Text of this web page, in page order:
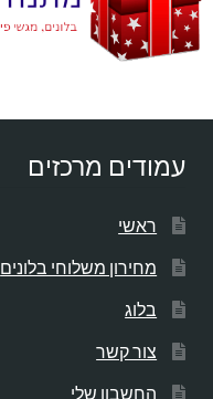
עמודים מרכזים
ראשי
מחירון משלוחי בלונים
בלוג
צור קשר
החשבון שלי